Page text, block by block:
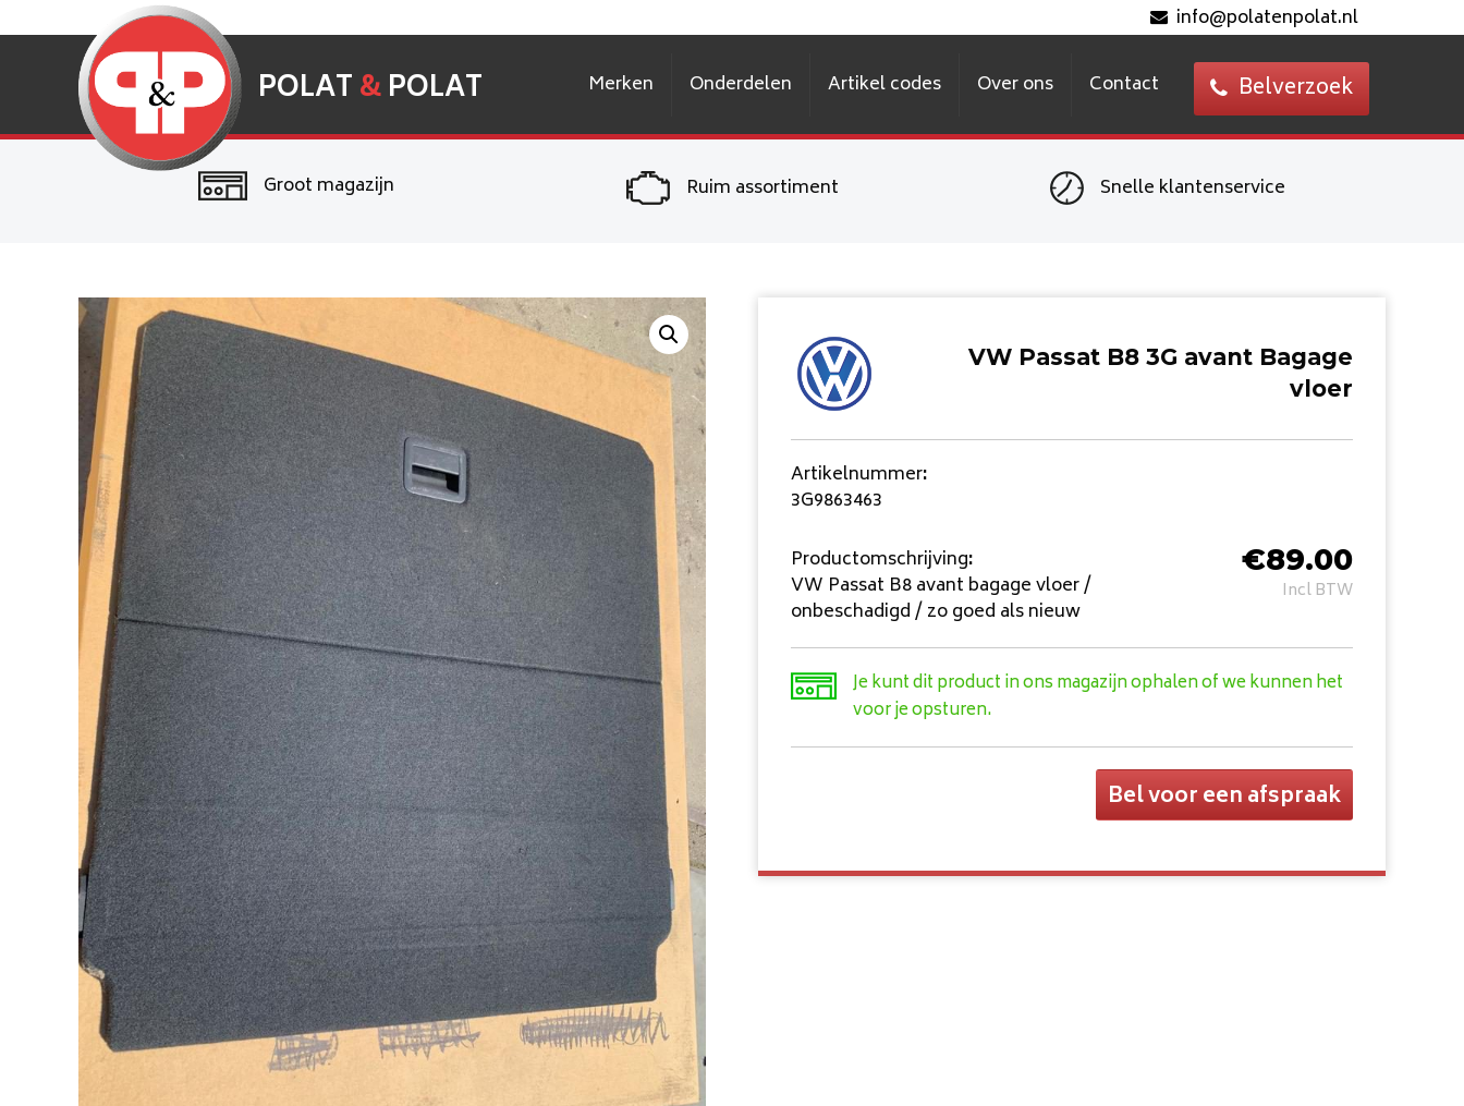
info@polatenpolat.nl
POLAT&POLAT Merken Onderdelen Artikel codes Over ons Contact Belverzoek
Groot magazijn Ruim assortiment Snelle klantenservice
VW Passat B8 3G avant Bagage
vloer
Artikelnummer:
3G9863463
Productomschrijving:
VW Passat B8 avant bagage vloer /
onbeschadigd / zo goed als nieuw
€89.00
Incl BTW
Je kunt dit product in ons magazijn ophalen of we kunnen het
voor je opsturen.
Bel voor een afspraak